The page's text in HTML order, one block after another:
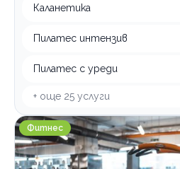
Каланетика
Пилатес интензив
Пилатес с уреди
+ още 25 услуги
Атлетик Уест мол
Фитнес